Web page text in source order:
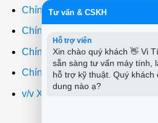
Chính sách thanh toán
Chính sách giao hàng
Chính sách đổi trả
Chính sách bảo hành
v/v Xuất hóa đơn đỏ VAT
Tư vấn & CSKH
Hỗ trợ viên
Xin chào quý khách 👋 Vi
sẵn sàng tư vấn máy tính,
hỗ trợ kỹ thuật. Quý khách
dung nào ạ?